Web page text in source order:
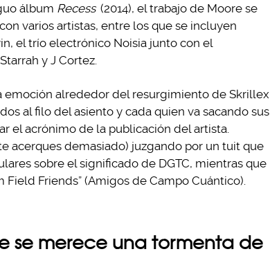
álbum Recess (2014), el trabajo de Moore se
varios artistas, entre los que se incluyen
el trío electrónico Noisia junto con el
y J Cortez.
emoción alrededor del resurgimiento de Skrillex
al filo del asiento y cada quien va sacando sus
el acrónimo de la publicación del artista.
acerques demasiado) juzgando por un tuit que
sobre el significado de DGTC, mientras que
Friends” (Amigos de Campo Cuántico).
se merece una tormenta de